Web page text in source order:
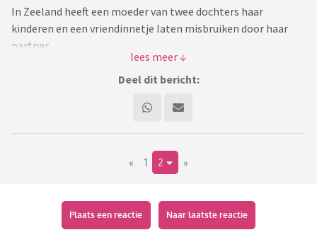
In Zeeland heeft een moeder van twee dochters haar
kinderen en een vriendinnetje laten misbruiken door haar
partner.
Zojuist op het journaal is het vriendinnetje te zien die er voor
kiest om in de openheid te verschijnen en haar verhaal te
1. Wat vinden jullie van de 10 jaar gevangenisstraf?
2. Wat vind je ervan dat deze jonge vrouw dit zo open vertelt?
Deel dit bericht:
« 1 2 »
Plaats een reactie Naar laatste reactie